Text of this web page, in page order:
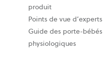
produit
Points de vue d’experts
Guide des porte-bébés
physiologiques